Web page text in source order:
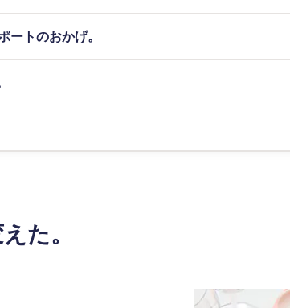
トのおかげ。
た。